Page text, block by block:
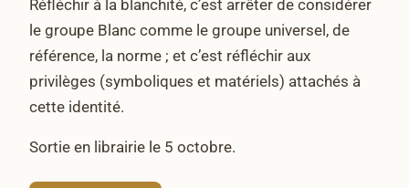
Réfléchir à la blanchité, c’est arrêter de considérer
le groupe Blanc comme le groupe universel, de
référence, la norme ; et c’est réfléchir aux
privilèges (symboliques et matériels) attachés à
cette identité.
Sortie en librairie le 5 octobre.